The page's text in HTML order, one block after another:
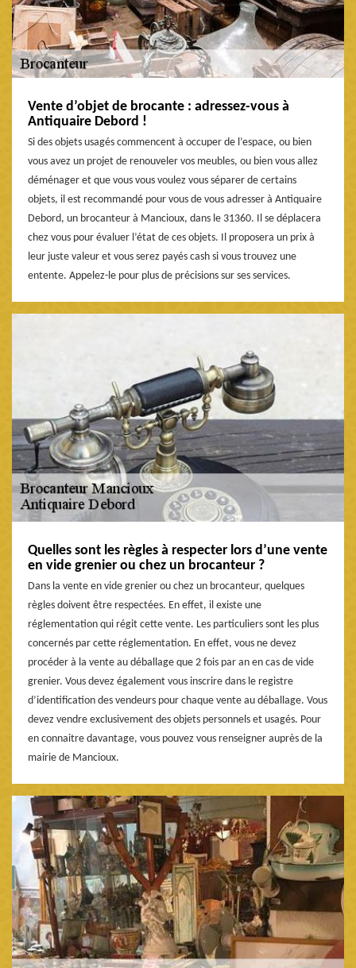
Vente d’objet de brocante : adressez-vous à
Antiquaire Debord !
Si des objets usagés commencent à occuper de l’espace, ou bien
vous avez un projet de renouveler vos meubles, ou bien vous allez
déménager et que vous vous voulez vous séparer de certains
objets, il est recommandé pour vous de vous adresser à Antiquaire
Debord, un brocanteur à Mancioux, dans le 31360. Il se déplacera
chez vous pour évaluer l’état de ces objets. Il proposera un prix à
leur juste valeur et vous serez payés cash si vous trouvez une
entente. Appelez-le pour plus de précisions sur ses services.
Quelles sont les règles à respecter lors d’une vente
en vide grenier ou chez un brocanteur ?
Dans la vente en vide grenier ou chez un brocanteur, quelques
règles doivent être respectées. En effet, il existe une
réglementation qui régit cette vente. Les particuliers sont les plus
concernés par cette réglementation. En effet, vous ne devez
procéder à la vente au déballage que 2 fois par an en cas de vide
grenier. Vous devez également vous inscrire dans le registre
d’identification des vendeurs pour chaque vente au déballage. Vous
devez vendre exclusivement des objets personnels et usagés. Pour
en connaitre davantage, vous pouvez vous renseigner auprès de la
mairie de Mancioux.